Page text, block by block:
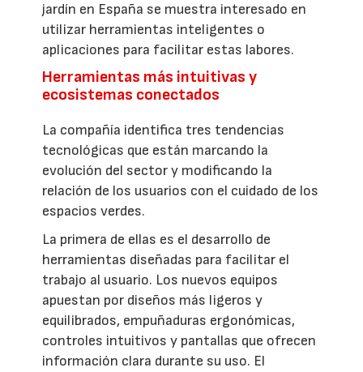
jardín en España se muestra interesado en
utilizar herramientas inteligentes o
aplicaciones para facilitar estas labores.
Herramientas más intuitivas y
ecosistemas conectados
La compañía identifica tres tendencias
tecnológicas que están marcando la
evolución del sector y modificando la
relación de los usuarios con el cuidado de los
espacios verdes.
La primera de ellas es el desarrollo de
herramientas diseñadas para facilitar el
trabajo al usuario. Los nuevos equipos
apuestan por diseños más ligeros y
equilibrados, empuñaduras ergonómicas,
controles intuitivos y pantallas que ofrecen
información clara durante su uso. El